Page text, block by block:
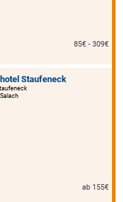
85€ - 309€
Staufeneck
ab 155€